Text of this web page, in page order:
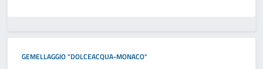
GEMELLAGGIO "DOLCEACQUA-MONACO"